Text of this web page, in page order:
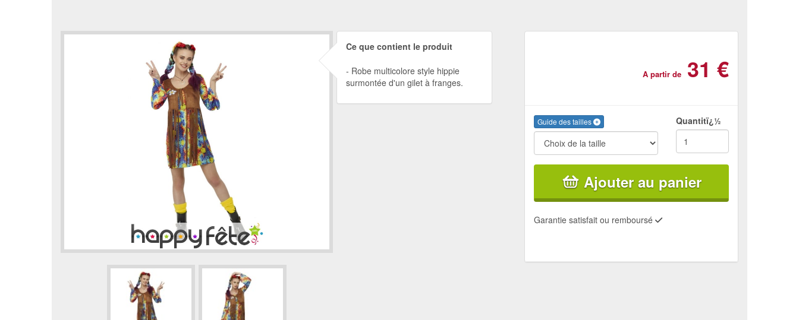
Ce que contient le produit
Robe multicolore style hippie
surmontée d'un gilet à franges.
A partir de 31 €
Guide des tailles Quantitï¿½
Ajouter au panier
Garantie satisfait ou remboursé